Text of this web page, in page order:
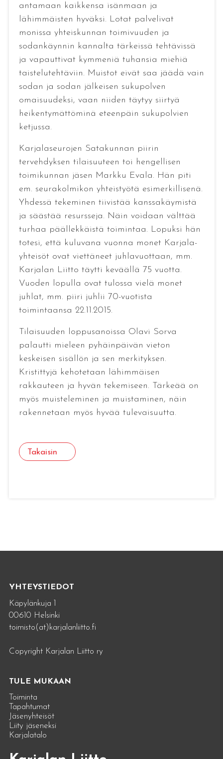
antamaan kaikkensa isänmaan ja
lähimmäisten hyväksi. Lotat palvelivat
monissa yhteiskunnan toimivuuden ja
sodankäynnin kannalta tärkeissä tehtävissä
ja vapauttivat kymmeniä tuhansia miehiä
taistelutehtäviin. Muistot eivät saa jäädä vain
sodan ja sodan jälkeisen sukupolven
omaisuudeksi, vaan niiden täytyy siirtyä
heikentymättöminä eteenpäin sukupolvien
ketjussa.
Karjalaseurojen Satakunnan piirin
tervehdyksen tilaisuuteen toi hengellisen
toimikunnan jäsen Markku Evala. Hän piti
em. seurakolmikon yhteistyötä esimerkillisenä.
Yhdessä tekeminen tiivistää kanssakäymistä
ja säästää resursseja. Näin voidaan välttää
turhaa päällekkäistä toimintaa. Lopuksi hän
totesi, että kuluvana vuonna monet Karjala-
yhteisöt ovat viettäneet juhlavuottaan, mm.
Karjalan Liitto täytti keväällä 75 vuotta.
Vuoden lopulla ovat tulossa vielä monet
juhlat, mm. piiri juhlii 70-vuotista
toimintaansa 22.11.2015.
Tilaisuuden loppusanoissa Olavi Sorva
palautti mieleen pyhäinpäivän vieton
keskeisen sisällön ja sen merkityksen.
Kristittyjä kehotetaan lähimmäisen
rakkauteen ja hyvän tekemiseen. Tärkeää on
myös muisteleminen ja muistaminen, näin
rakennetaan myös hyvää tulevaisuutta.
Takaisin
YHTEYSTIEDOT
Käpylänkuja 1
00610 Helsinki
toimisto(at)karjalanliitto.fi
Copyright Karjalan Liitto ry
TULE MUKAAN
Toiminta
Tapahtumat
Jäsenyhteisöt
Liity jäseneksi
Karjalatalo